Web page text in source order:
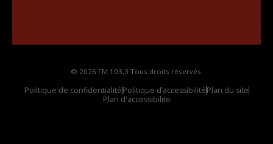
© 2026 FM 103,3 Tous droits réservés.
Politique de confidentialitéPolitique d’accessibilitéPlan du site
Plan d'accessibilite